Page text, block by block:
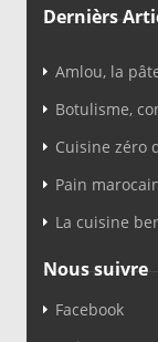
Dernièrs
Amlou, la
Botulisme,
Cuisine zéro
Pain
La cuisine
Nous suivre
Facebook